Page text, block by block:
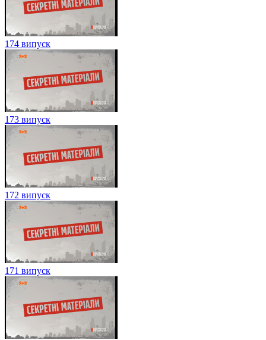
174 випуск
173 випуск
172 випуск
171 випуск